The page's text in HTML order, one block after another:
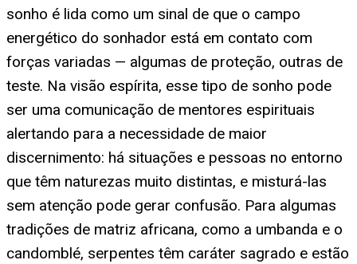
sonho é lida como um sinal de que o campo
energético do sonhador está em contato com
forças variadas — algumas de proteção, outras de
teste. Na visão espírita, esse tipo de sonho pode
ser uma comunicação de mentores espirituais
alertando para a necessidade de maior
discernimento: há situações e pessoas no entorno
que têm naturezas muito distintas, e misturá-las
sem atenção pode gerar confusão. Para algumas
tradições de matriz africana, como a umbanda e o
candomblé, serpentes têm caráter sagrado e estão